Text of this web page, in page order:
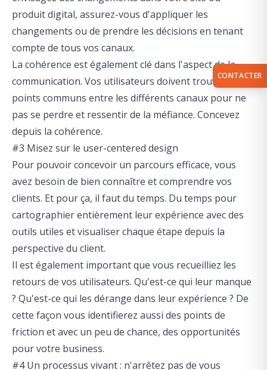
produit digital, assurez-vous d'appliquer les
changements ou de prendre les décisions en tenant
compte de tous vos canaux.
La cohérence est également clé dans l'aspect de la
communication. Vos utilisateurs doivent trouver des
points communs entre les différents canaux pour ne
pas se perdre et ressentir de la méfiance. Concevez
depuis la cohérence.
#3 Misez sur le user-centered design
Pour pouvoir concevoir un parcours efficace, vous
avez besoin de bien connaître et comprendre vos
clients. Et pour ça, il faut du temps. Du temps pour
cartographier entièrement leur expérience avec des
outils utiles et visualiser chaque étape depuis la
perspective du client.
Il est également important que vous recueilliez les
retours de vos utilisateurs. Qu'est-ce qui leur manque
? Qu'est-ce qui les dérange dans leur expérience ? De
cette façon vous identifierez aussi des points de
friction et avec un peu de chance, des opportunités
pour votre business.
#4 Un processus vivant : n'arrêtez pas de vous
CONTACTER